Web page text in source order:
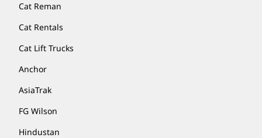
Cat Reman
Cat Rentals
Cat Lift Trucks
Anchor
AsiaTrak
FG Wilson
Hindustan